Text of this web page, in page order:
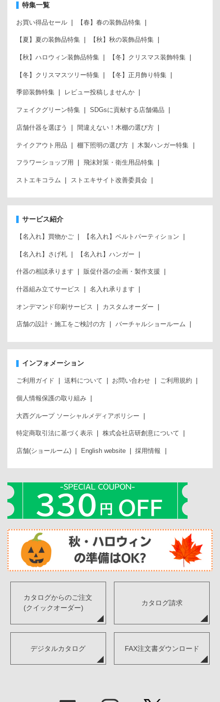
特集一覧
お買い得品セール 【春】春の装飾品特集
【夏】夏の装飾品特集 【秋】秋の装飾品特集
【秋】ハロウィン装飾品特集 【冬】クリスマス装飾特集
【冬】クリスマスツリー特集 【冬】正月飾り特集
季節装飾特集 レビュー投稿しませんか
フェイクグリーン特集 SDGsに貢献する店舗備品
店舗什器を選ぼう 間違えない！木棚の選び方
テイクアウト用品 棚下照明の選び方 木製ハンガー特集
フラワーショップ用 飛沫対策・衛生用品特集
ストエキコラム ストエキサイト改善委員会
サービス紹介
【名入れ】買物かご 【名入れ】ベルトパーティション
【名入れ】さげ札 【名入れ】ハンガー
什器の相談承ります 販促什器の企画・製作支援
什器組み立てサービス 名入れ承ります
オンデマンド印刷サービス カスタムオーダー
店舗の設計・施工をご検討の方 バーチャルショールーム
インフォメーション
ご利用ガイド 送料について お問い合わせ ご利用規約
個人情報保護の取り組み
大西グループ ソーシャルメディアポリシー
特定商取引法に基づく表示 株式会社店研創意について
店舗(ショールーム) English website 採用情報
カタログからのご注文
(クイックオーダー)
カタログ請求
デジタルカタログ FAX注文書ダウンロード